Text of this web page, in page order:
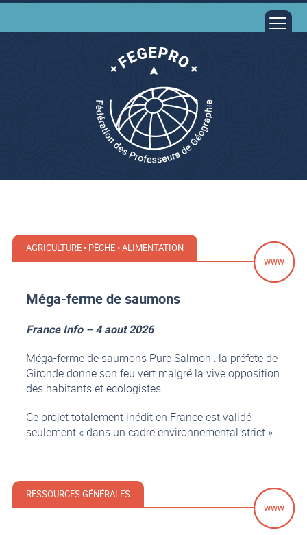
AGRICULTURE • PÊCHE • ALIMENTATION
Méga-ferme de saumons
France Info – 4 aout 2026
Méga-ferme de saumons Pure Salmon : la préfète de
Gironde donne son feu vert malgré la vive opposition
des habitants et écologistes
Ce projet totalement inédit en France est validé
seulement « dans un cadre environnemental strict »
RESSOURCES GÉNÉRALES